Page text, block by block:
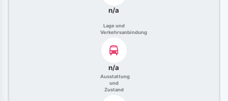
n/a
Lage und
Verkehrsanbindung
n/a
Ausstattung
und
Zustand